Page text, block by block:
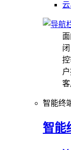
客
智能终
智能